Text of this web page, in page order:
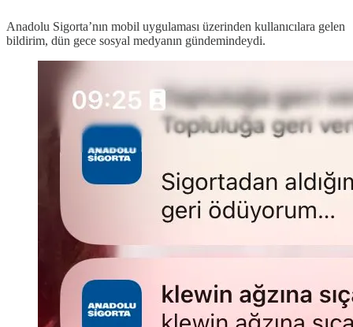
Anadolu Sigorta’nın mobil uygulaması üzerinden kullanıcılara gelen
bildirim, dün gece sosyal medyanın gündemindeydi.